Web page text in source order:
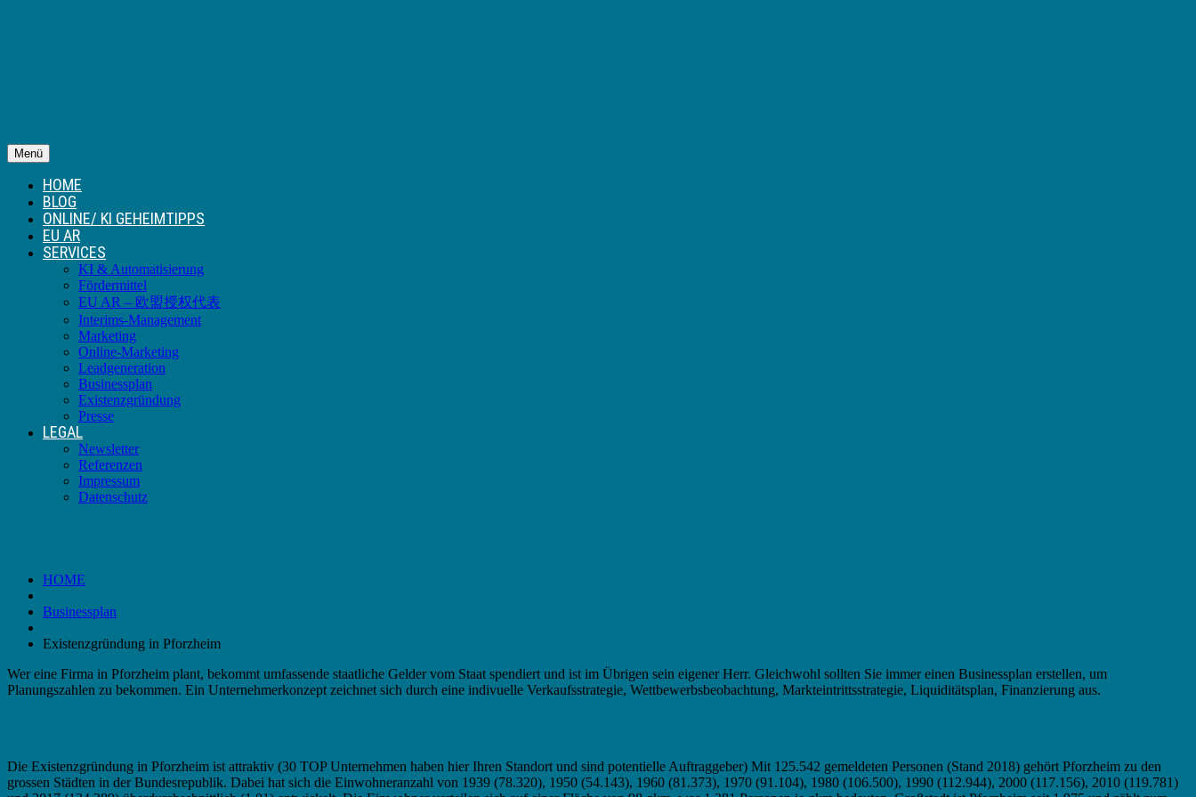
Menü
HOME
BLOG
ONLINE/ KI GEHEIMTIPPS
EU AR
SERVICES
KI & Automatisierung
Fördermittel
EU AR – 欧盟授权代表
Interims-Management
Marketing
Online-Marketing
Leadgeneration
Businessplan
Existenzgründung
Presse
LEGAL
Newsletter
Referenzen
Impressum
Datenschutz
HOME
Businessplan
Existenzgründung in Pforzheim
Wer eine Firma in Pforzheim plant, bekommt umfassende staatliche Gelder vom Staat spendiert und ist im Übrigen sein eigener Herr. Gleichwohl sollten Sie immer einen Businessplan erstellen, um
Planungszahlen zu bekommen. Ein Unternehmerkonzept zeichnet sich durch eine indivuelle Verkaufsstrategie, Wettbewerbsbeobachtung, Markteintrittsstrategie, Liquiditätsplan, Finanzierung aus.
Die Existenzgründung in Pforzheim ist attraktiv (30 TOP Unternehmen haben hier Ihren Standort und sind potentielle Auftraggeber) Mit 125.542 gemeldeten Personen (Stand 2018) gehört Pforzheim zu den
grossen Städten in der Bundesrepublik. Dabei hat sich die Einwohneranzahl von 1939 (78.320), 1950 (54.143), 1960 (81.373), 1970 (91.104), 1980 (106.500), 1990 (112.944), 2000 (117.156), 2010 (119.781)